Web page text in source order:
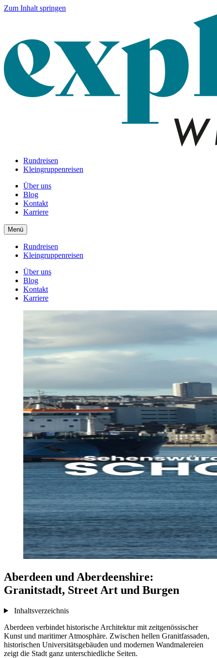
Zum Inhalt springen
Rundreisen
Kleingruppenreisen
Über uns
Blog
Kontakt
Karriere
Menü
Rundreisen
Kleingruppenreisen
Über uns
Blog
Kontakt
Karriere
Aberdeen und Aberdeenshire:
Granitstadt, Street Art und Burgen
Inhaltsverzeichnis
Aberdeen verbindet historische Architektur mit zeitgenössischer
Kunst und maritimer Atmosphäre. Zwischen hellen Granitfassaden,
historischen Universitätsgebäuden und modernen Wandmalereien
zeigt die Stadt ganz unterschiedliche Seiten.